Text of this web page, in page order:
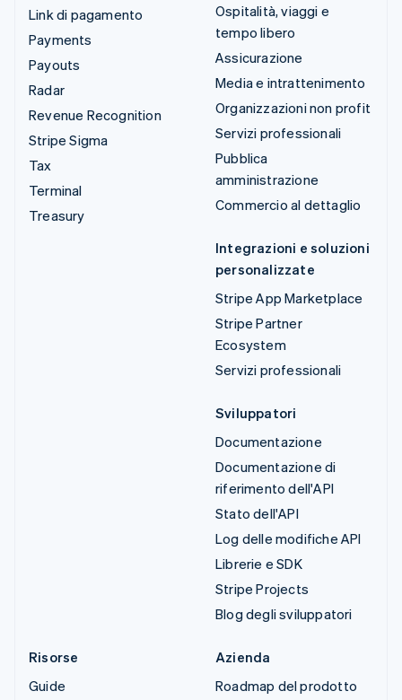
Link di pagamento
Payments
Payouts
Radar
Revenue Recognition
Stripe Sigma
Tax
Terminal
Treasury
Ospitalità, viaggi e
tempo libero
Assicurazione
Media e intrattenimento
Organizzazioni non profit
Servizi professionali
Pubblica
amministrazione
Commercio al dettaglio
Integrazioni e soluzioni
personalizzate
Stripe App Marketplace
Stripe Partner
Ecosystem
Servizi professionali
Sviluppatori
Documentazione
Documentazione di
riferimento dell'API
Stato dell'API
Log delle modifiche API
Librerie e SDK
Stripe Projects
Blog degli sviluppatori
Risorse
Guide
Azienda
Roadmap del prodotto